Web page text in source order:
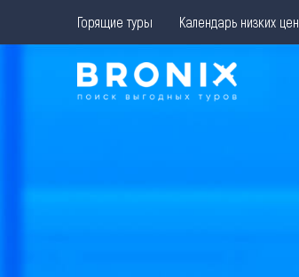
Горящие туры Календарь низких цен